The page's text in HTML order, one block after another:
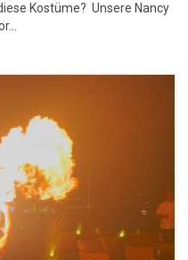
Kostüme? ‍‍ Unsere Nancy